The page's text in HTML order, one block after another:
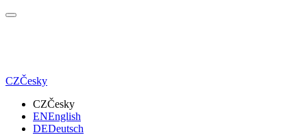
CZČesky
CZČesky
ENEnglish
DEDeutsch